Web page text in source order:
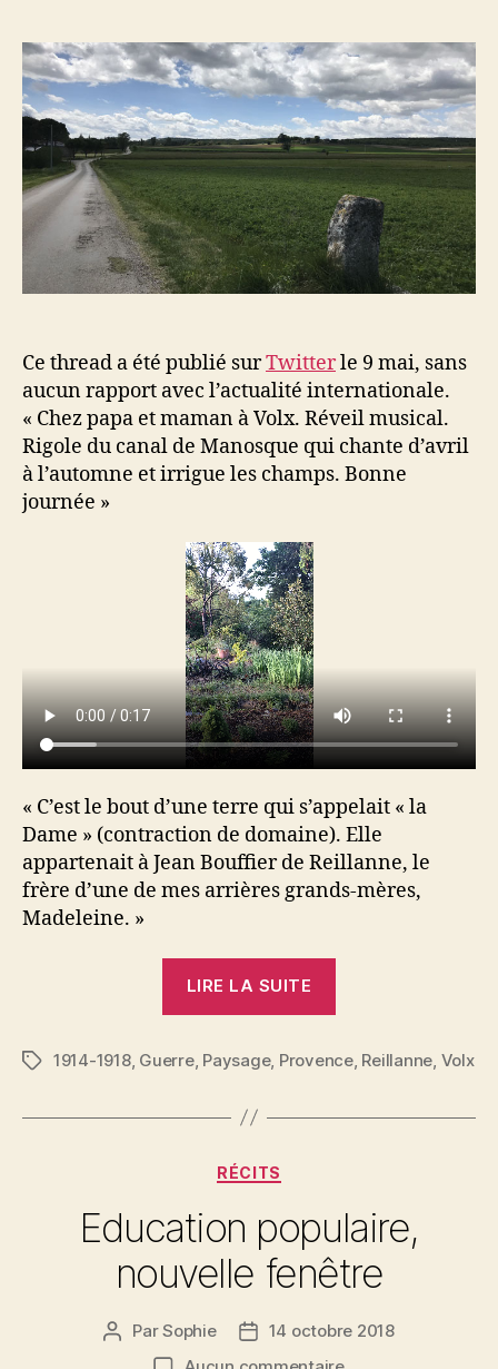
mémoire
de
nos
chers
fils
bienaimés
Ce thread a été publié surTwitterle 9 mai, sans
aucun rapport avec l’actualité internationale.
« Chez papa et maman à Volx. Réveil musical.
Rigole du canal de Manosque qui chante d’avril
à l’automne et irrigue les champs. Bonne
journée »
« C’est le bout d’une terre qui s’appelait « la
Dame » (contraction de domaine). Elle
appartenait à Jean Bouffier de Reillanne, le
frère d’une de mes arrières grands-mères,
Madeleine. »
LIRE LA SUITE
de
chers
Étiquettes
1914-1918, Guerre, Paysage, Provence, Reillanne, Volx
Catégories
RÉCITS
Education populaire,
nouvelle fenêtre
Auteur
ParSophie
Date14 octobre 2018